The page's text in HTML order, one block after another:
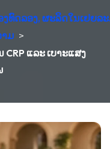
ງທົດລອງ, ຜະລິດໃນເຢຍລ
ມ >
ແລະ ເບາະແສງ